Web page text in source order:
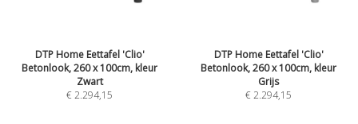
DTP Home Eettafel 'Clio'
Betonlook, 260 x 100cm, kleur
Zwart
€ 2.294,15
DTP Home Eettafel 'Clio'
Betonlook, 260 x 100cm, kleur
Grijs
€ 2.294,15